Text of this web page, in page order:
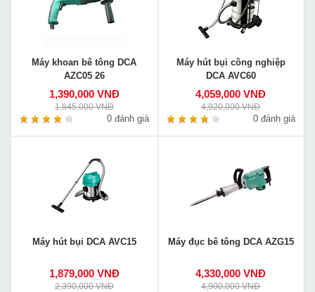
Máy khoan bê tông DCA
AZC05 26
1,390,000 VNĐ
1,845,000 VNĐ
0 đánh giá
Máy hút bụi công nghiệp
DCA AVC60
4,059,000 VNĐ
4,920,000 VNĐ
0 đánh giá
Máy hút bụi DCA AVC15
1,879,000 VNĐ
2,390,000 VNĐ
Máy đục bê tông DCA AZG15
4,330,000 VNĐ
4,900,000 VNĐ